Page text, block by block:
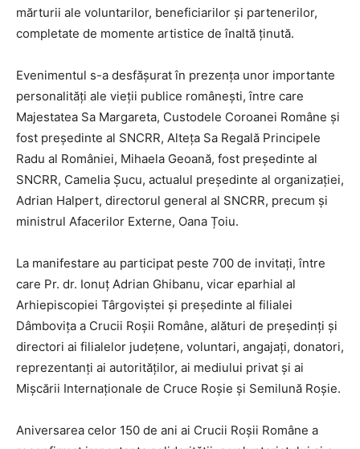
mărturii ale voluntarilor, beneficiarilor și partenerilor,
completate de momente artistice de înaltă ținută.
Evenimentul s-a desfășurat în prezența unor importante
personalități ale vieții publice românești, între care
Majestatea Sa Margareta, Custodele Coroanei Române și
fost președinte al SNCRR, Alteța Sa Regală Principele
Radu al României, Mihaela Geoană, fost președinte al
SNCRR, Camelia Șucu, actualul președinte al organizației,
Adrian Halpert, directorul general al SNCRR, precum și
ministrul Afacerilor Externe, Oana Țoiu.
La manifestare au participat peste 700 de invitați, între
care Pr. dr. Ionuț Adrian Ghibanu, vicar eparhial al
Arhiepiscopiei Târgoviștei și președinte al filialei
Dâmbovița a Crucii Roșii Române, alături de președinți și
directori ai filialelor județene, voluntari, angajați, donatori,
reprezentanți ai autorităților, ai mediului privat și ai
Mișcării Internaționale de Cruce Roșie și Semilună Roșie.
Aniversarea celor 150 de ani ai Crucii Roșii Române a